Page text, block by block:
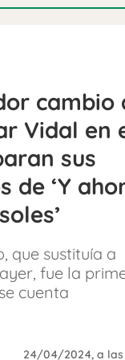
cambio
Vidal en
sus
de ‘Y
que sustituía a
fue la
cuenta
24/04/2024, a las